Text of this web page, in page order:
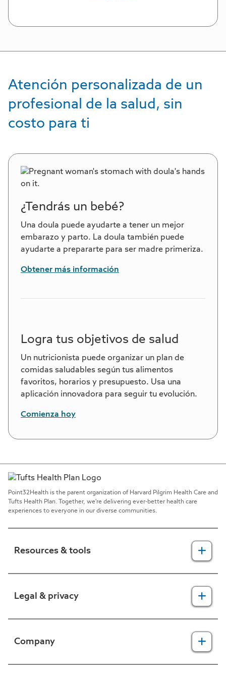
Atención personalizada de un
profesional de la salud, sin
costo para ti
¿Tendrás un bebé?
Una doula puede ayudarte a tener un mejor
embarazo y parto. La doula también puede
ayudarte a prepararte para ser madre primeriza.
Obtener más información
Logra tus objetivos de salud
Un nutricionista puede organizar un plan de
comidas saludables según tus alimentos
favoritos, horarios y presupuesto. Usa una
aplicación innovadora para seguir tu evolución.
Comienza hoy
Point32Health is the parent organization of Harvard Pilgrim Health Care and
Tufts Health Plan. Together, we're delivering ever-better health care
experiences to everyone in our diverse communities.
Resources & tools
Legal & privacy
Company